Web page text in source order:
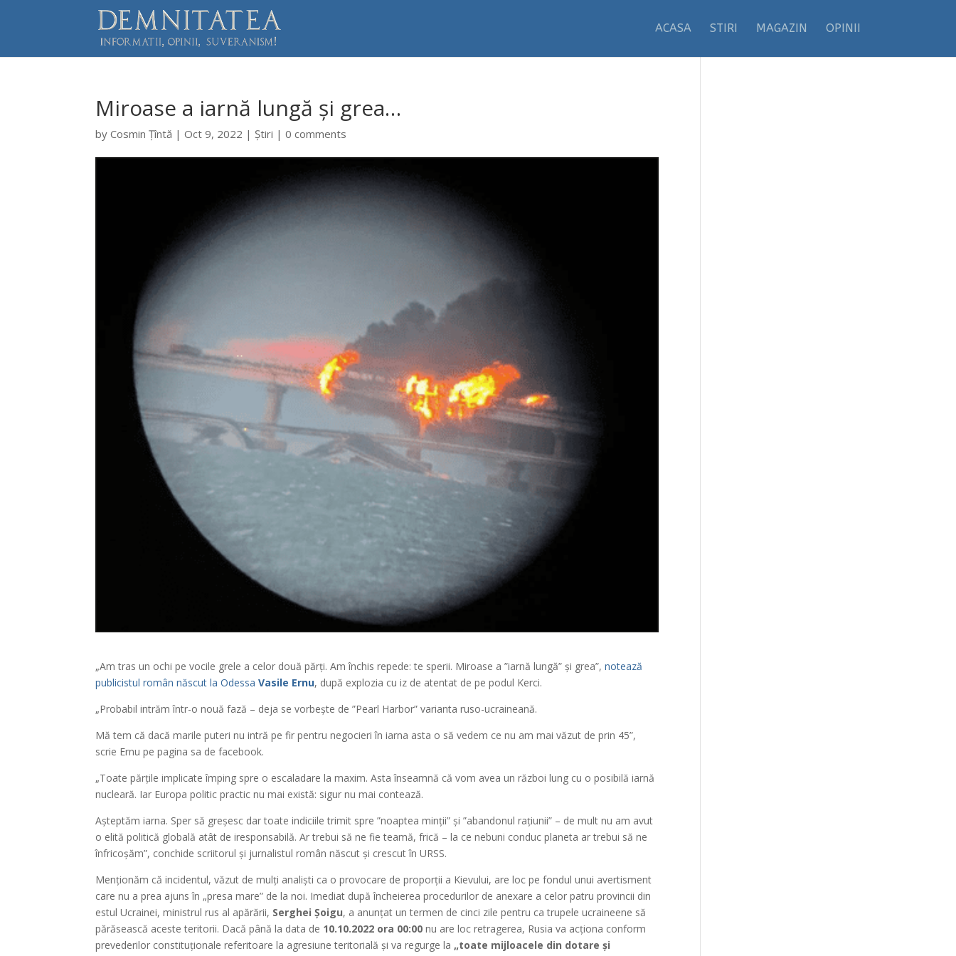
ACASA STIRI MAGAZIN OPINII
Miroase a iarnă lungă și grea…
byCosmin Țîntă |Oct 9, 2022 |Știri |0 comments
„Am tras un ochi pe vocile grele a celor două părți. Am închis repede: te sperii. Miroase a ”iarnă lungă” și grea”,notează
publicistul român născut la OdessaVasile Ernu, după explozia cu iz de atentat de pe podul Kerci.
„Probabil intrăm într-o nouă fază – deja se vorbește de ”Pearl Harbor” varianta ruso-ucraineană.
Mă tem că dacă marile puteri nu intră pe fir pentru negocieri în iarna asta o să vedem ce nu am mai văzut de prin 45”,
scrie Ernu pe pagina sa de facebook.
„Toate părțile implicate împing spre o escaladare la maxim. Asta înseamnă că vom avea un război lung cu o posibilă iarnă
nucleară. Iar Europa politic practic nu mai există: sigur nu mai contează.
Așteptăm iarna. Sper să greșesc dar toate indiciile trimit spre ”noaptea minții” și ”abandonul rațiunii” – de mult nu am avut
o elită politică globală atât de iresponsabilă. Ar trebui să ne fie teamă, frică – la ce nebuni conduc planeta ar trebui să ne
înfricoșăm”, conchide scriitorul și jurnalistul român născut și crescut în URSS.
Menționăm că incidentul, văzut de mulți analiști ca o provocare de proporții a Kievului, are loc pe fondul unui avertisment
care nu a prea ajuns în „presa mare” de la noi. Imediat după încheierea procedurilor de anexare a celor patru provincii din
estul Ucrainei, ministrul rus al apărării, Serghei Șoigu, a anunțat un termen de cinci zile pentru ca trupele ucraineene să
părăsească aceste teritorii. Dacă până la data de 10.10.2022 ora 00:00 nu are loc retragerea, Rusia va acționa conform
prevederilor constituționale referitoare la agresiune teritorială și va regurge la „toate mijloacele din dotare și